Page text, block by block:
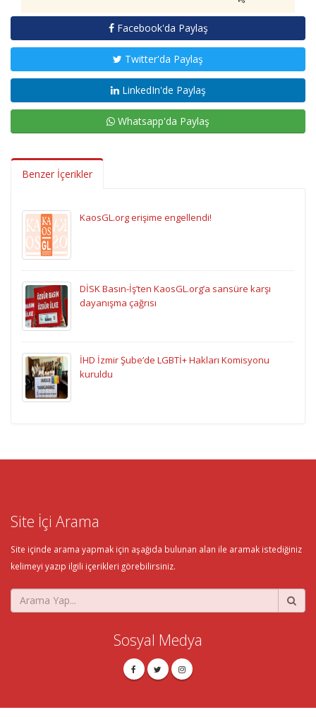
Facebook'da Paylaş
Twitter'da Paylaş
LinkedIn'de Paylaş
Whatsapp'da Paylaş
Benzer İçerikler
KaosGL.org erişime engellendi!
DİSK Basın-İş’ten KaosGL.org’a sansüre karşı
dayanışma çağrısı
İHD İzmir Şube’de LGBTİ+ Hakları Komisyonu
kuruldu
Site İçi Arama
Site içinde arama yapmak için aşağıda bulunan alan ile aramak istediğiniz
kelimeyi yazıp ilgili içerikleri görebilirsiniz.
Sosyal Medya